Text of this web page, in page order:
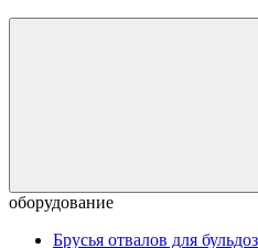
оборудование
Брусья отвалов для